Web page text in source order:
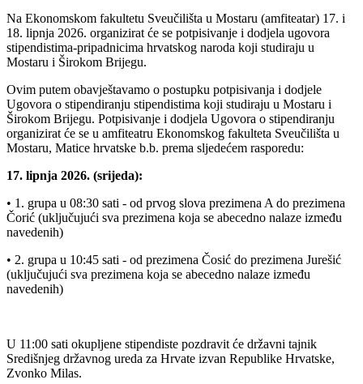
Na Ekonomskom fakultetu Sveučilišta u Mostaru (amfiteatar) 17. i
18. lipnja 2026. organizirat će se potpisivanje i dodjela ugovora
stipendistima-pripadnicima hrvatskog naroda koji studiraju u
Mostaru i Širokom Brijegu.
Ovim putem obavještavamo o postupku potpisivanja i dodjele
Ugovora o stipendiranju stipendistima koji studiraju u Mostaru i
Širokom Brijegu. Potpisivanje i dodjela Ugovora o stipendiranju
organizirat će se u amfiteatru Ekonomskog fakulteta Sveučilišta u
Mostaru, Matice hrvatske b.b. prema sljedećem rasporedu:
17. lipnja 2026. (srijeda):
• 1. grupa u 08:30 sati - od prvog slova prezimena A do prezimena
Čorić (uključujući sva prezimena koja se abecedno nalaze između
navedenih)
• 2. grupa u 10:45 sati - od prezimena Čosić do prezimena Jurešić
(uključujući sva prezimena koja se abecedno nalaze između
navedenih)
U 11:00 sati okupljene stipendiste pozdravit će državni tajnik
Središnjeg državnog ureda za Hrvate izvan Republike Hrvatske,
Zvonko Milas.